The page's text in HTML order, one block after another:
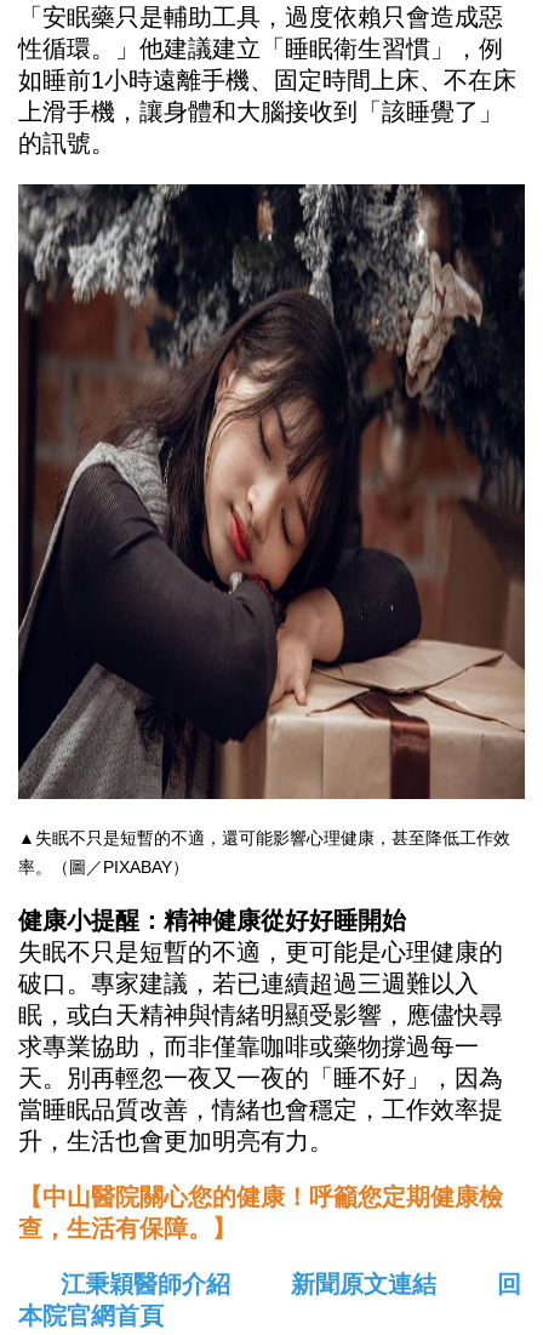
「安眠藥只是輔助工具，過度依賴只會造成惡
性循環。」他建議建立「睡眠衛生習慣」，例
如睡前1小時遠離手機、固定時間上床、不在床
上滑手機，讓身體和大腦接收到「該睡覺了」
的訊號。
▲失眠不只是短暫的不適，還可能影響心理健康，甚至降低工作效
率。（圖／PIXABAY）
健康小提醒：精神健康從好好睡開始
失眠不只是短暫的不適，更可能是心理健康的
破口。專家建議，若已連續超過三週難以入
眠，或白天精神與情緒明顯受影響，應儘快尋
求專業協助，而非僅靠咖啡或藥物撐過每一
天。別再輕忽一夜又一夜的「睡不好」，因為
當睡眠品質改善，情緒也會穩定，工作效率提
升，生活也會更加明亮有力。
【中山醫院關心您的健康！呼籲您定期健康檢
查，生活有保障。】
江秉穎醫師介紹
新聞原文連結
回
本院官網首頁